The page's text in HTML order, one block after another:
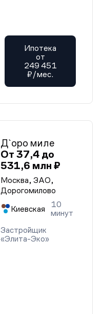
Ипотека
от
249 451
₽/мес.
Д`оро миле
От 37,4 до
531,6 млн ₽
Москва, ЗАО,
Дорогомилово
Киевская
10
минут
Застройщик
«Элита-Эко»